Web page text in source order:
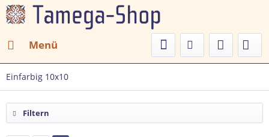
Menü
Einfarbig 10x10
Filtern